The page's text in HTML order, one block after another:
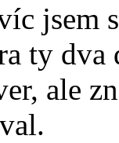
jsem
ty
ale